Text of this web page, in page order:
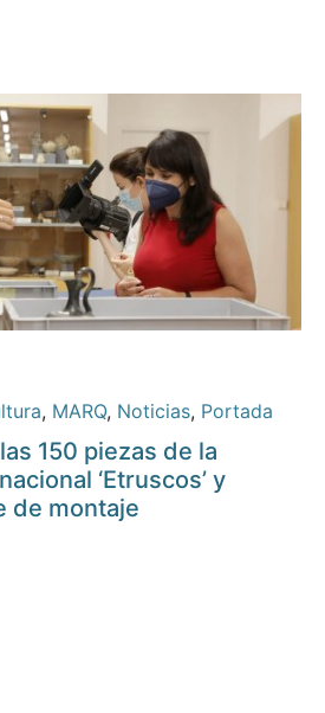
, MARQ, Noticias, Portada
150 piezas de la
‘Etruscos’ y
de montaje